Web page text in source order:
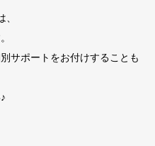
サポートをお付けすることも